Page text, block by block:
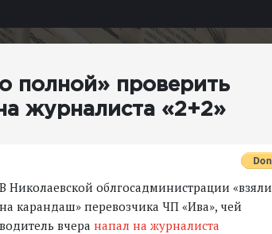
полной» проверить
журналиста «2+2»
В Николаевской облгосадминистрации «взяли
на карандаш» перевозчика ЧП «Ива», чей
водитель вчера напал на журналиста